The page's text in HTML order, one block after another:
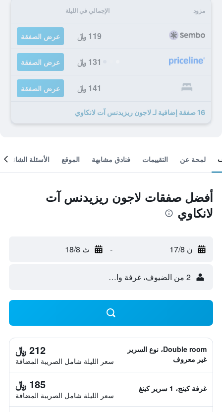
مزود الإجمالي في الليلة
119 ﷼ عرض الصفقة
131 ﷼ عرض الصفقة
141 ﷼ عرض الصفقة
16 صفقة إضافية لـ لاجون ريزيدنس آت لانكاوي
لمحة عن التقييمات فنادق مشابهة الموقع الأسئلة الشائعة
أفضل صفقات لاجون ريزيدنس آت
لانكاوي
ن 17/8 - ث 18/8
2 من الضيوف، غرفة واحدة
Double room، نوع السرير
غير معروف
212 ﷼
سعر الليلة شامل الصريبة المضافة
غرفة كينج، 1 سرير كينغ 185 ﷼
سعر الليلة شامل الصريبة المضافة